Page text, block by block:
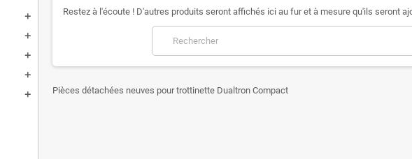
add
add
add
add
add
Restez à l'écoute ! D'autres produits seront affichés ici au fur et à mesure qu'ils seront
Pièces détachées neuves pour trottinette Dualtron Compact